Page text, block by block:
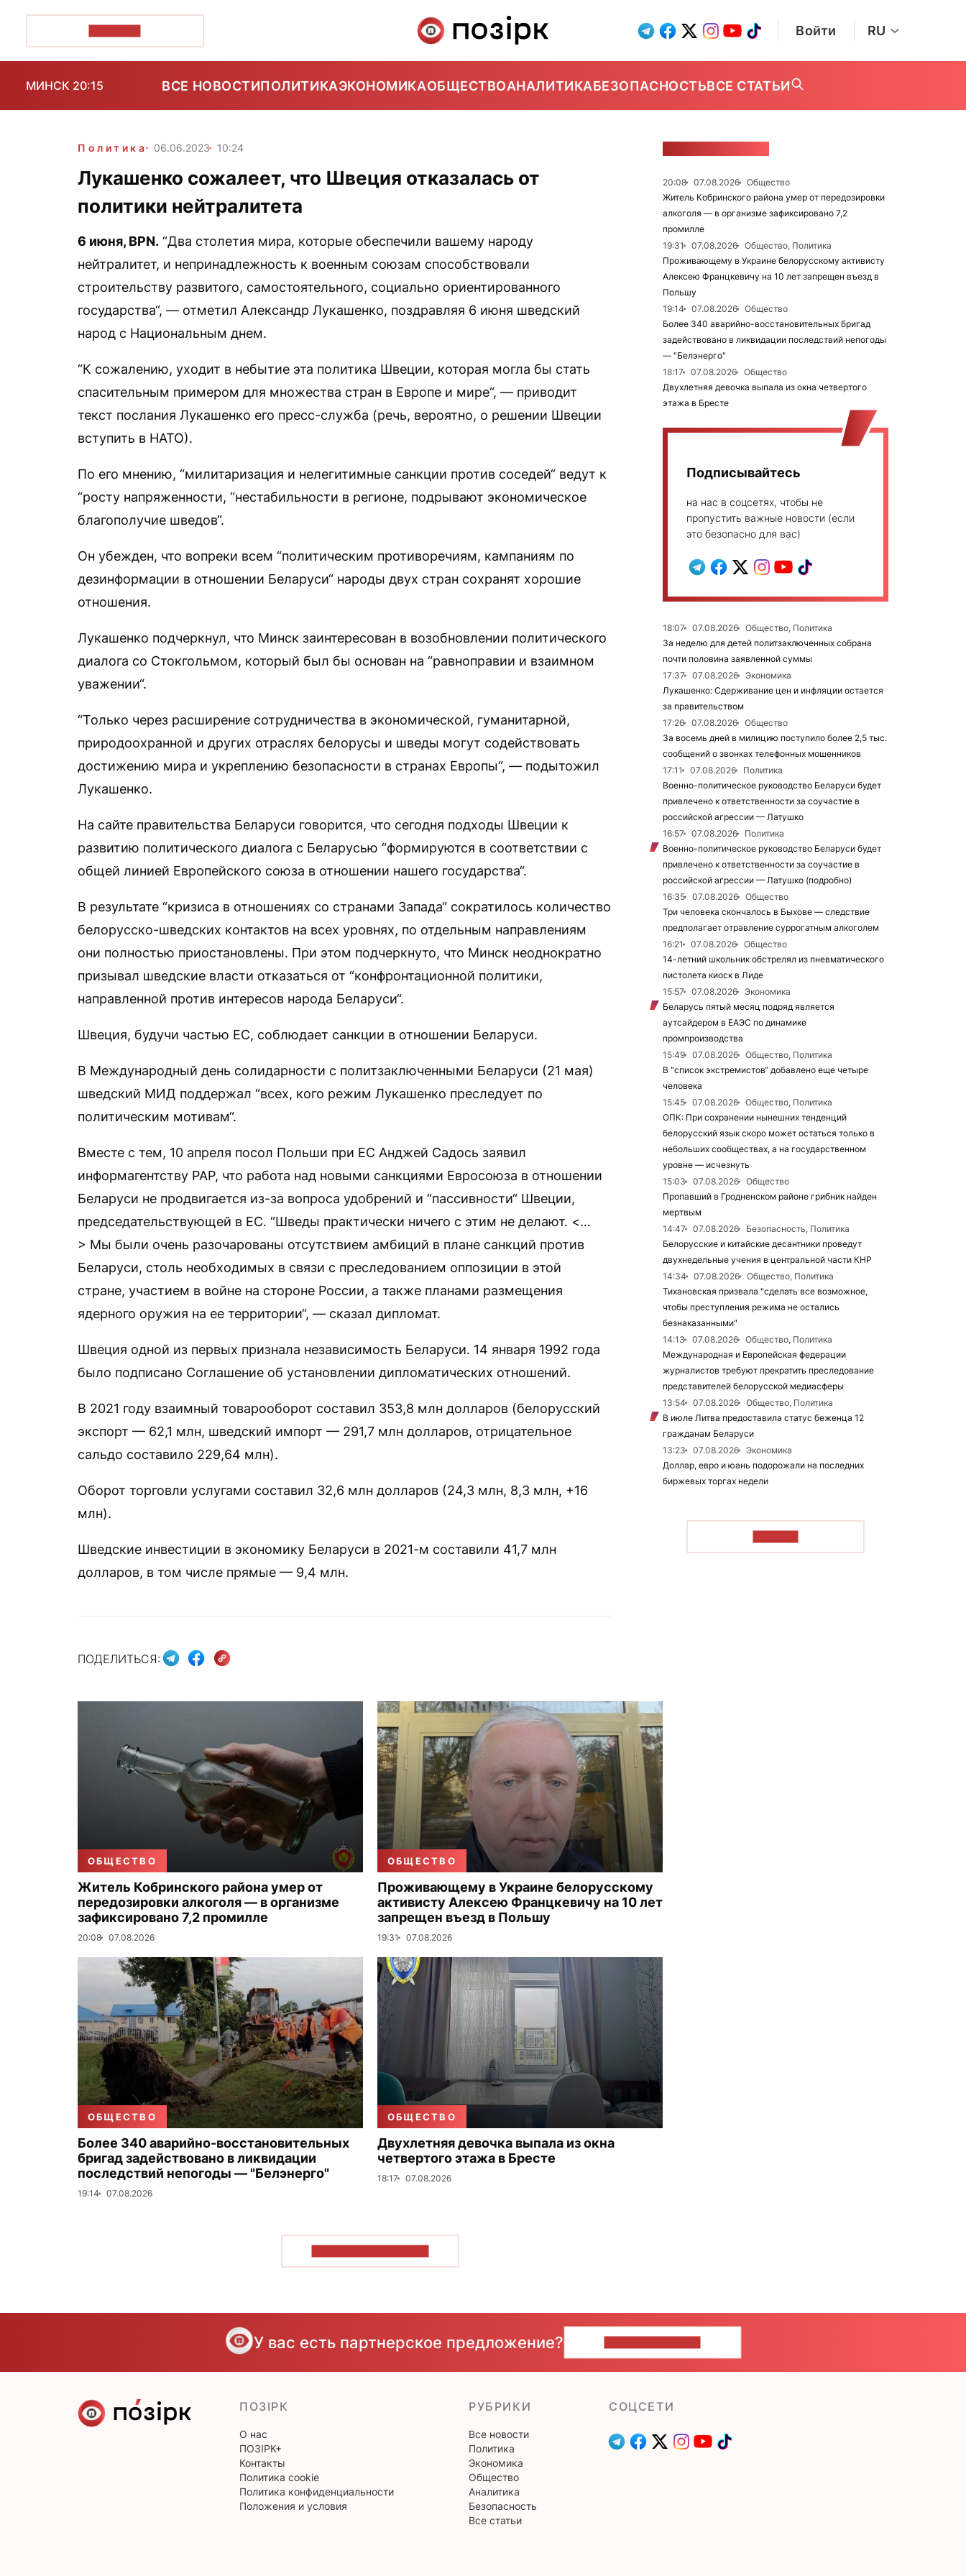
Войти RU
МИНСК 20:15 ВСЕ НОВОСТИПОЛИТИКАЭКОНОМИКАОБЩЕСТВОАНАЛИТИКАБЕЗОПАСНОСТЬВСЕ СТАТЬИ
Политика 06.06.2023 10:24
Лукашенко сожалеет, что Швеция отказалась от
политики нейтралитета
6 июня, BPN. “Два столетия мира, которые обеспечили вашему народу
нейтралитет, и непринадлежность к военным союзам способствовали
строительству развитого, самостоятельного, социально ориентированного
государства“, — отметил Александр Лукашенко, поздравляя 6 июня шведский
народ с Национальным днем.
“К сожалению, уходит в небытие эта политика Швеции, которая могла бы стать
спасительным примером для множества стран в Европе и мире“, — приводит
текст послания Лукашенко его пресс-служба (речь, вероятно, о решении Швеции
вступить в НАТО).
По его мнению, “милитаризация и нелегитимные санкции против соседей“ ведут к
“росту напряженности, “нестабильности в регионе, подрывают экономическое
благополучие шведов“.
Он убежден, что вопреки всем “политическим противоречиям, кампаниям по
дезинформации в отношении Беларуси“ народы двух стран сохранят хорошие
отношения.
Лукашенко подчеркнул, что Минск заинтересован в возобновлении политического
диалога со Стокгольмом, который был бы основан на “равноправии и взаимном
уважении“.
“Только через расширение сотрудничества в экономической, гуманитарной,
природоохранной и других отраслях белорусы и шведы могут содействовать
достижению мира и укреплению безопасности в странах Европы“, — подытожил
Лукашенко.
На сайте правительства Беларуси говорится, что сегодня подходы Швеции к
развитию политического диалога с Беларусью “формируются в соответствии с
общей линией Европейского союза в отношении нашего государства“.
В результате “кризиса в отношениях со странами Запада“ сократилось количество
белорусско-шведских контактов на всех уровнях, по отдельным направлениям
они полностью приостановлены. При этом подчеркнуто, что Минск неоднократно
призывал шведские власти отказаться от “конфронтационной политики,
направленной против интересов народа Беларуси“.
Швеция, будучи частью ЕС, соблюдает санкции в отношении Беларуси.
В Международный день солидарности с политзаключенными Беларуси (21 мая)
шведский МИД поддержал “всех, кого режим Лукашенко преследует по
политическим мотивам“.
Вместе с тем, 10 апреля посол Польши при ЕС Анджей Садось заявил
информагентству РАР, что работа над новыми санкциями Евросоюза в отношении
Беларуси не продвигается из-за вопроса удобрений и “пассивности“ Швеции,
председательствующей в ЕС. “Шведы практически ничего с этим не делают. <…
> Мы были очень разочарованы отсутствием амбиций в плане санкций против
Беларуси, столь необходимых в связи с преследованием оппозиции в этой
стране, участием в войне на стороне России, а также планами размещения
ядерного оружия на ее территории“, — сказал дипломат.
Швеция одной из первых признала независимость Беларуси. 14 января 1992 года
было подписано Соглашение об установлении дипломатических отношений.
В 2021 году взаимный товарооборот составил 353,8 млн долларов (белорусский
экспорт — 62,1 млн, шведский импорт — 291,7 млн долларов, отрицательное
сальдо составило 229,64 млн).
Оборот торговли услугами составил 32,6 млн долларов (24,3 млн, 8,3 млн, +16
млн).
Шведские инвестиции в экономику Беларуси в 2021-м составили 41,7 млн
долларов, в том числе прямые — 9,4 млн.
ПОДЕЛИТЬСЯ:
ОБЩЕСТВО
Житель Кобринского района умер от
передозировки алкоголя — в организме
зафиксировано 7,2 промилле
20:08 07.08.2026
ОБЩЕСТВО
Проживающему в Украине белорусскому
активисту Алексею Францкевичу на 10 лет
запрещен въезд в Польшу
19:31 07.08.2026
ОБЩЕСТВО
Более 340 аварийно-восстановительных
бригад задействовано в ликвидации
последствий непогоды — "Белэнерго"
19:14 07.08.2026
ОБЩЕСТВО
Двухлетняя девочка выпала из окна
четвертого этажа в Бресте
18:17 07.08.2026
20:08 07.08.2026
Общество
Житель Кобринского района умер от передозировки
алкоголя — в организме зафиксировано 7,2
промилле
19:31
07.08.2026
Общество, Политика
Проживающему в Украине белорусскому активисту
Алексею Францкевичу на 10 лет запрещен въезд в
Польшу
19:14
07.08.2026
Общество
Более 340 аварийно-восстановительных бригад
задействовано в ликвидации последствий непогоды
— "Белэнерго"
18:17
07.08.2026
Общество
Двухлетняя девочка выпала из окна четвертого
этажа в Бресте
Подписывайтесь
на нас в соцсетях, чтобы не
пропустить важные новости (если
это безопасно для вас)
18:07 07.08.2026
Общество, Политика
За неделю для детей политзаключенных собрана
почти половина заявленной суммы
17:37
07.08.2026
Экономика
Лукашенко: Сдерживание цен и инфляции остается
за правительством
17:26
07.08.2026
Общество
За восемь дней в милицию поступило более 2,5 тыс.
сообщений о звонках телефонных мошенников
17:11
07.08.2026
Политика
Военно-политическое руководство Беларуси будет
привлечено к ответственности за соучастие в
российской агрессии — Латушко
16:57
07.08.2026
Политика
Военно-политическое руководство Беларуси будет
привлечено к ответственности за соучастие в
российской агрессии — Латушко (подробно)
16:35
07.08.2026
Общество
Три человека скончалось в Быхове — следствие
предполагает отравление суррогатным алкоголем
16:21
07.08.2026
Общество
14-летний школьник обстрелял из пневматического
пистолета киоск в Лиде
15:57
07.08.2026
Экономика
Беларусь пятый месяц подряд является
аутсайдером в ЕАЭС по динамике
промпроизводства
15:49
07.08.2026
Общество, Политика
В “список экстремистов“ добавлено еще четыре
человека
15:45
07.08.2026
Общество, Политика
ОПК: При сохранении нынешних тенденций
белорусский язык скоро может остаться только в
небольших сообществах, а на государственном
уровне — исчезнуть
15:03
07.08.2026
Общество
Пропавший в Гродненском районе грибник найден
мертвым
14:47
07.08.2026
Безопасность, Политика
Белорусские и китайские десантники проведут
двухнедельные учения в центральной части КНР
14:34
07.08.2026
Общество, Политика
Тихановская призвала "сделать все возможное,
чтобы преступления режима не остались
безнаказанными"
14:13
07.08.2026
Общество, Политика
Международная и Европейская федерации
журналистов требуют прекратить преследование
представителей белорусской медиасферы
13:54
07.08.2026
Общество, Политика
В июле Литва предоставила статус беженца 12
гражданам Беларуси
13:23
07.08.2026
Экономика
Доллар, евро и юань подорожали на последних
биржевых торгах недели
У вас есть партнерское предложение?
ПОЗІРК
О нас
ПОЗІРК+
Контакты
Политика cookie
Политика конфиденциальности
Положения и условия
РУБРИКИ
Все новости
Политика
Экономика
Общество
Аналитика
Безопасность
Все статьи
CОЦСЕТИ